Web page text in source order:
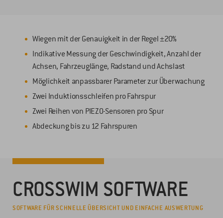
Wiegen mit der Genauigkeit in der Regel ±20%
Indikative Messung der Geschwindigkeit, Anzahl der
Achsen, Fahrzeuglänge, Radstand und Achslast
Möglichkeit anpassbarer Parameter zur Überwachung
Zwei Induktionsschleifen pro Fahrspur
Zwei Reihen von PIEZO-Sensoren pro Spur
Abdeckung bis zu 12 Fahrspuren
CROSSWIM SOFTWARE
SOFTWARE FÜR SCHNELLE ÜBERSICHT UND EINFACHE AUSWERTUNG